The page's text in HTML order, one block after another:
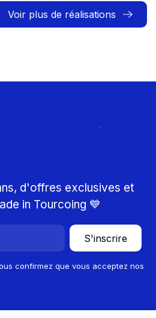
Voir plus de réalisations
le Club
d'offres exclusives et
in Tourcoing 💙
S'inscrire
confirmez que vous acceptez nos